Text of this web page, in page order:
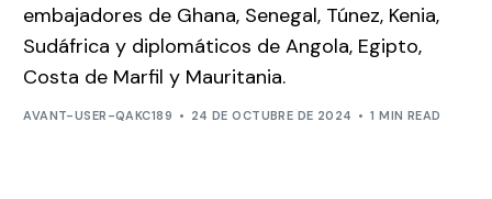
embajadores de Ghana, Senegal, Túnez, Kenia,
Sudáfrica y diplomáticos de Angola, Egipto,
Costa de Marfil y Mauritania.
AVANT-USER-QAKC189 24 DE OCTUBRE DE 2024 1 MIN READ